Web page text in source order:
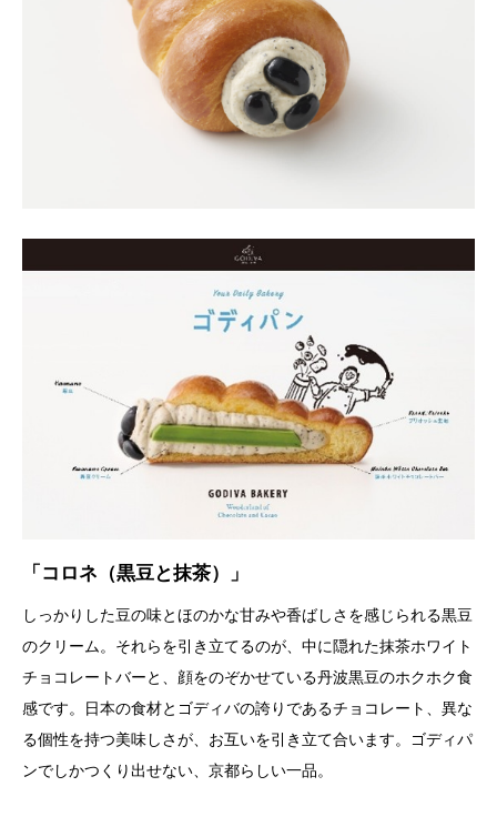
「コロネ（黒豆と抹茶）」
しっかりした豆の味とほのかな甘みや香ばしさを感じられる黒豆
のクリーム。それらを引き立てるのが、中に隠れた抹茶ホワイト
チョコレートバーと、顔をのぞかせている丹波黒豆のホクホク食
感です。日本の食材とゴディバの誇りであるチョコレート、異な
る個性を持つ美味しさが、お互いを引き立て合います。ゴディパ
ンでしかつくり出せない、京都らしい一品。